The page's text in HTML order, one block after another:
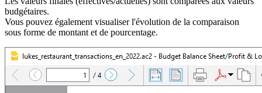
budgétaires.
Vous pouvez également visualiser l'évolution de la comparaison
sous forme de montant et de pourcentage.